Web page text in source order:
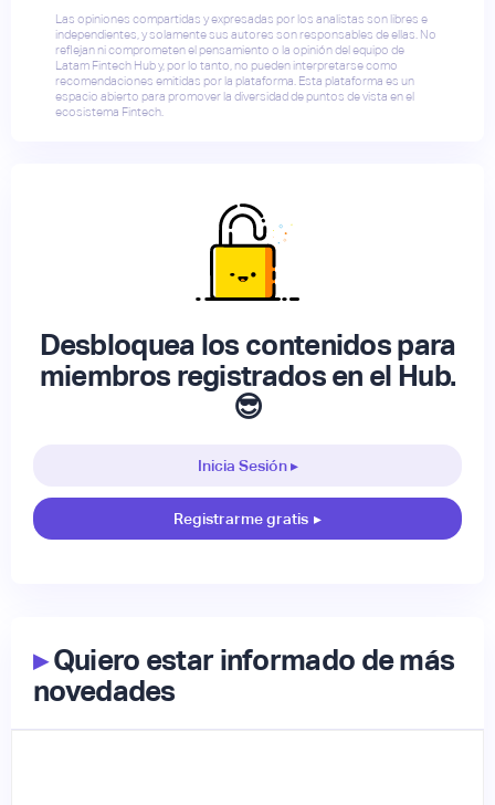
Las opiniones compartidas y expresadas por los analistas son libres e
independientes, y solamente sus autores son responsables de ellas. No
reflejan ni comprometen el pensamiento o la opinión del equipo de
Latam Fintech Hub y, por lo tanto, no pueden interpretarse como
recomendaciones emitidas por la plataforma. Esta plataforma es un
espacio abierto para promover la diversidad de puntos de vista en el
ecosistema Fintech.
Desbloquea los contenidos para
miembros registrados en el Hub.
😎
Inicia Sesión ▸
Registrarme gratis ▸
▸Quiero estar informado de más
novedades